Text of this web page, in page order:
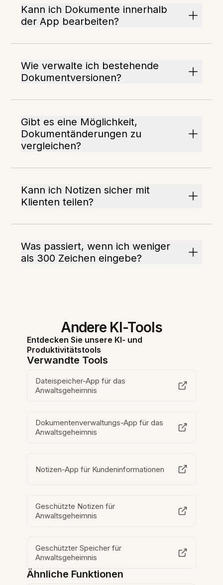
Kann ich Dokumente innerhalb
der App bearbeiten?
Wie verwalte ich bestehende
Dokumentversionen?
Gibt es eine Möglichkeit,
Dokumentänderungen zu
vergleichen?
Kann ich Notizen sicher mit
Klienten teilen?
Was passiert, wenn ich weniger
als 300 Zeichen eingebe?
Andere KI-Tools
Entdecken Sie unsere KI- und
Produktivitätstools
Verwandte Tools
Dateispeicher-App für das
Anwaltsgeheimnis
Dokumentenverwaltungs-App für das
Anwaltsgeheimnis
Notizen-App für Kundeninformationen
Geschützte Notizen für
Anwaltsgeheimnis
Geschützter Speicher für
Anwaltsgeheimnis
Ähnliche Funktionen